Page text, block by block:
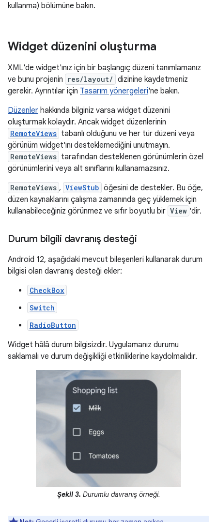
kullanma) bölümüne bakın.
Widget düzenini oluşturma
XML'de widget'ınız için bir başlangıç düzeni tanımlamanız
ve bunu projenin
res/layout/ dizinine kaydetmeniz
gerekir. Ayrıntılar için Tasarım yönergeleri'ne bakın.
Düzenler hakkında bilginiz varsa widget düzenini
oluşturmak kolaydır. Ancak widget düzenlerinin
RemoteViews tabanlı olduğunu ve her tür düzeni veya
görünüm widget'ını desteklemediğini unutmayın.
RemoteViews tarafından desteklenen görünümlerin özel
görünümlerini veya alt sınıflarını kullanamazsınız.
RemoteViews , ViewStub öğesini de destekler. Bu öğe,
düzen kaynaklarını çalışma zamanında geç yüklemek için
kullanabileceğiniz görünmez ve sıfır boyutlu bir View 'dir.
Durum bilgili davranış desteği
Android 12, aşağıdaki mevcut bileşenleri kullanarak durum
bilgisi olan davranış desteği ekler:
CheckBox
Switch
RadioButton
Widget hâlâ durum bilgisizdir. Uygulamanız durumu
saklamalı ve durum değişikliği etkinliklerine kaydolmalıdır.
Şekil 3. Durumlu davranış örneği.